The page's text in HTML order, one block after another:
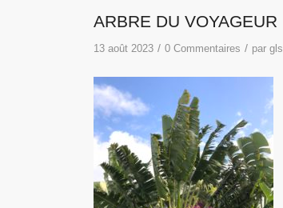
ARBRE DU VOYAGEUR
13 août 2023 / 0 Commentaires / pargls